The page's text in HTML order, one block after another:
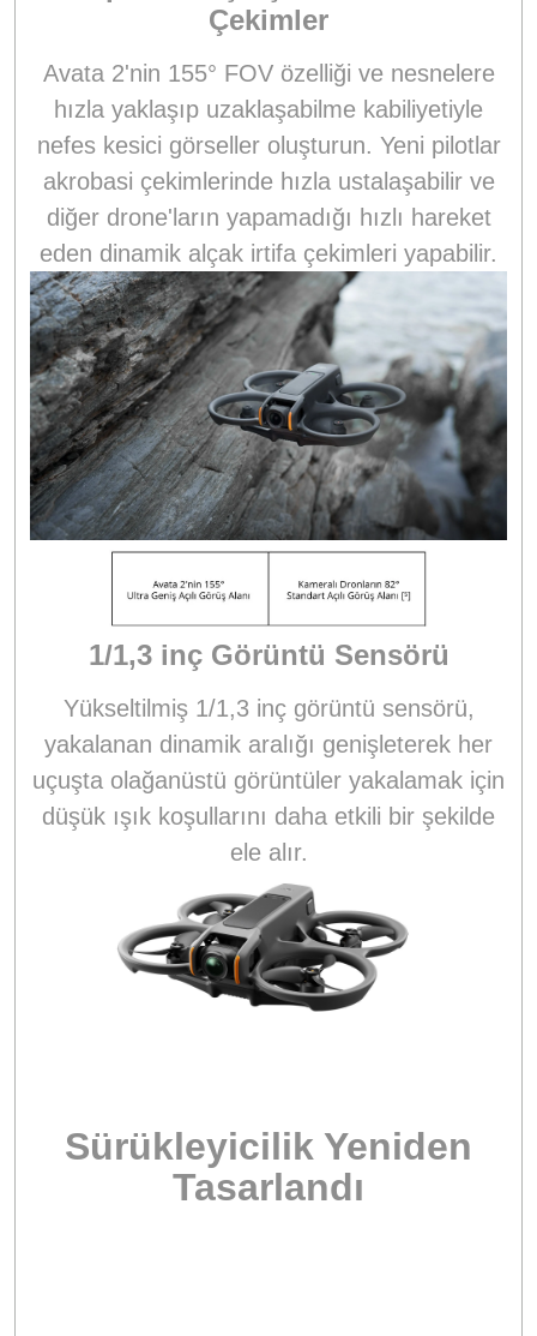
Çekimler
Avata 2'nin 155° FOV özelliği ve nesnelere
hızla yaklaşıp uzaklaşabilme kabiliyetiyle
nefes kesici görseller oluşturun. Yeni pilotlar
akrobasi çekimlerinde hızla ustalaşabilir ve
diğer drone'ların yapamadığı hızlı hareket
eden dinamik alçak irtifa çekimleri yapabilir.
1/1,3 inç Görüntü Sensörü
Yükseltilmiş 1/1,3 inç görüntü sensörü,
yakalanan dinamik aralığı genişleterek her
uçuşta olağanüstü görüntüler yakalamak için
düşük ışık koşullarını daha etkili bir şekilde
ele alır.
Sürükleyicilik Yeniden
Tasarlandı